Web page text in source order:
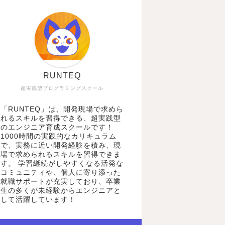
超実践型プログラミングスクール
RUNTEQ
「RUNTEQ」は、開発現場で求めら
れるスキルを習得できる、超実践型
のエンジニア育成スクールです！
1000時間の実践的なカリキュラム
で、実務に近い開発経験を積み、現
場で求められるスキルを習得できま
す。 学習継続がしやすくなる活発な
コミュニティや、個人に寄り添った
就職サポートが充実しており、卒業
生の多くが未経験からエンジニアと
して活躍しています！